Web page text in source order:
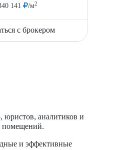
141 /м2
с брокером
юристов, аналитиков и
помещений.
и эффективные